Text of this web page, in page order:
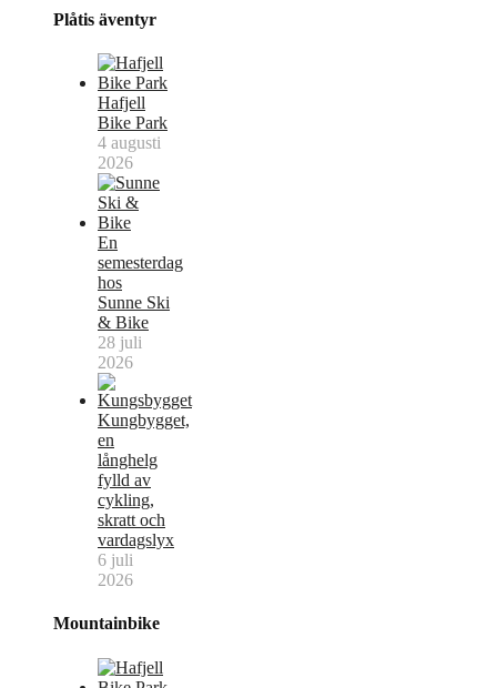
Plåtis äventyr
Hafjell
Bike Park
4 augusti
2026
En
semesterdag
hos
Sunne Ski
& Bike
28 juli
2026
Kungbygget,
en
långhelg
fylld av
cykling,
skratt och
vardagslyx
6 juli
2026
Mountainbike